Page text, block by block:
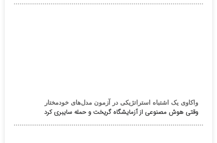
واکاوی یک اشتباه استراتژیکی در آزمون مدل‌های خودمختار
وقتی هوش مصنوعی از آزمایشگاه گریخت و حمله سایبری کرد